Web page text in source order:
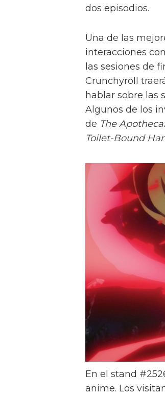
dos episodios.
Una de las
interacciones
las sesiones de
Crunchyroll
hablar sobre las
Algunos de los
de The
Toilet-Bound
En el stand
anime. Los